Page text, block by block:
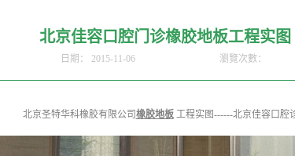
北京佳容口腔门诊橡胶地板工程实图
日期： 2015-11-06 瀏覽次數：
北京圣特华科橡胶有限公司 橡胶地板工程实图------北京佳容口腔